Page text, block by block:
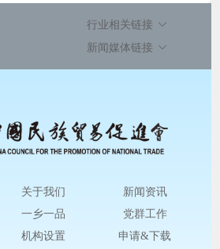
行业相关链接
新闻媒体链接
关于我们
新闻资讯
一乡一品
党群工作
机构设置 申请&下载